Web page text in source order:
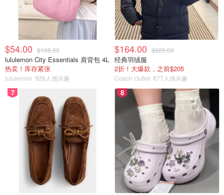
$54.00 $108.00
lululemon City Essentials 肩背包 4L
热卖！库存紧张
lululemon 926人感兴趣
$164.00 $820.00
经典羽绒服
2折！大爆款，之前$205
Coach Outlet 877人感兴趣
7 8